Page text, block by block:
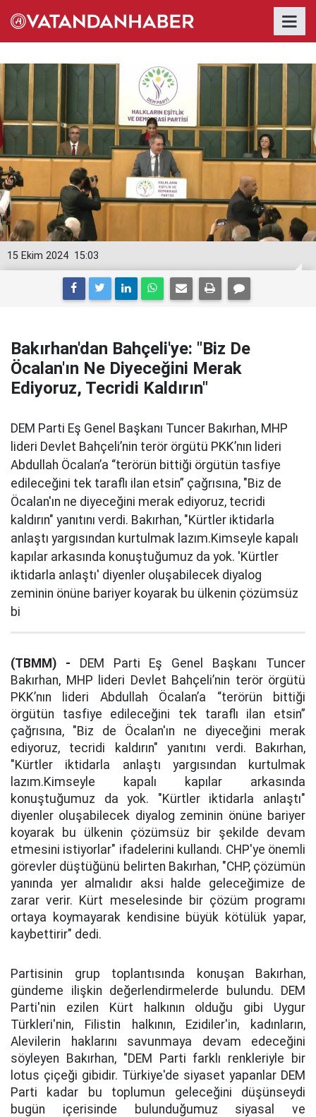
15:03
15 Ekim 2024
Bakırhan'dan Bahçeli'ye: "Biz De
Öcalan'ın Ne Diyeceğini Merak
Ediyoruz, Tecridi Kaldırın"
DEM Parti Eş Genel Başkanı Tuncer Bakırhan, MHP
lideri Devlet Bahçeli’nin terör örgütü PKK’nın lideri
Abdullah Öcalan’a “terörün bittiği örgütün tasfiye
edileceğini tek taraflı ilan etsin” çağrısına, "Biz de
Öcalan'ın ne diyeceğini merak ediyoruz, tecridi
kaldırın" yanıtını verdi. Bakırhan, "Kürtler iktidarla
anlaştı yargısından kurtulmak lazım.Kimseyle kapalı
kapılar arkasında konuştuğumuz da yok. 'Kürtler
iktidarla anlaştı' diyenler oluşabilecek diyalog
zeminin önüne bariyer koyarak bu ülkenin çözümsüz
bi
(TBMM) - DEM Parti Eş Genel Başkanı Tuncer
Bakırhan, MHP lideri Devlet Bahçeli’nin terör örgütü
PKK’nın lideri Abdullah Öcalan’a “terörün bittiği
örgütün tasfiye edileceğini tek taraflı ilan etsin”
çağrısına, "Biz de Öcalan'ın ne diyeceğini merak
ediyoruz, tecridi kaldırın" yanıtını verdi. Bakırhan,
"Kürtler iktidarla anlaştı yargısından kurtulmak
lazım.Kimseyle kapalı kapılar arkasında
konuştuğumuz da yok. "Kürtler iktidarla anlaştı"
diyenler oluşabilecek diyalog zeminin önüne bariyer
koyarak bu ülkenin çözümsüz bir şekilde devam
etmesini istiyorlar" ifadelerini kullandı. CHP'ye önemli
görevler düştüğünü belirten Bakırhan, "CHP, çözümün
yanında yer almalıdır aksi halde geleceğimize de
zarar verir. Kürt meselesinde bir çözüm programı
ortaya koymayarak kendisine büyük kötülük yapar,
kaybettirir" dedi.
Partisinin grup toplantısında konuşan Bakırhan,
gündeme ilişkin değerlendirmelerde bulundu. DEM
Parti'nin ezilen Kürt halkının olduğu gibi Uygur
Türkleri'nin, Filistin halkının, Ezidiler'in, kadınların,
Alevilerin haklarını savunmaya devam edeceğini
söyleyen Bakırhan, "DEM Parti farklı renkleriyle bir
lotus çiçeği gibidir. Türkiye'de siyaset yapanlar DEM
Parti kadar bu toplumun geleceğini düşünseydi
bugün içerisinde bulunduğumuz siyasal ve